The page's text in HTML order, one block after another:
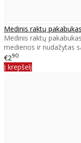
Medinis raktų
Medinis raktų
medienos ir nudažytas
€290
Į krepšelį